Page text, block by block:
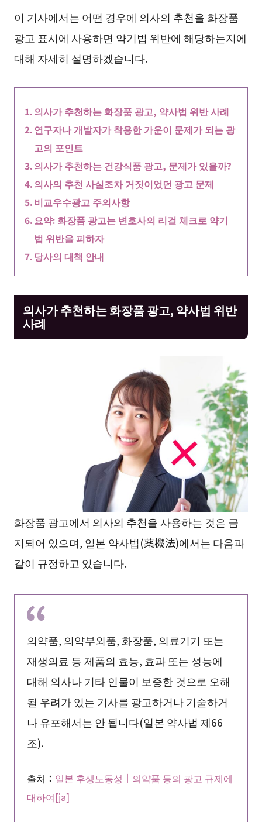
이 기사에서는 어떤 경우에 의사의 추천을 화장품
광고 표시에 사용하면 약기법 위반에 해당하는지에
대해 자세히 설명하겠습니다.
의사가 추천하는 화장품 광고, 약사법 위반 사례
연구자나 개발자가 착용한 가운이 문제가 되는 광
고의 포인트
의사가 추천하는 건강식품 광고, 문제가 있을까?
의사의 추천 사실조차 거짓이었던 광고 문제
비교우수광고 주의사항
요약: 화장품 광고는 변호사의 리걸 체크로 약기
법 위반을 피하자
당사의 대책 안내
의사가 추천하는 화장품 광고, 약사법 위반
사례
화장품 광고에서 의사의 추천을 사용하는 것은 금
지되어 있으며, 일본 약사법(薬機法)에서는 다음과
같이 규정하고 있습니다.
의약품, 의약부외품, 화장품, 의료기기 또는
재생의료 등 제품의 효능, 효과 또는 성능에
대해 의사나 기타 인물이 보증한 것으로 오해
될 우려가 있는 기사를 광고하거나 기술하거
나 유포해서는 안 됩니다(일본 약사법 제66
조).
출처： 일본 후생노동성｜의약품 등의 광고 규제에
대하여[ja]